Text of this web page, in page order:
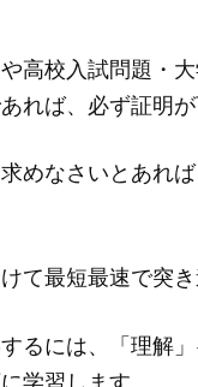
高校入試問題・
れば、必ず証明が
めなさいとあれ
て最短最速で突
るには、「理解
学習します。